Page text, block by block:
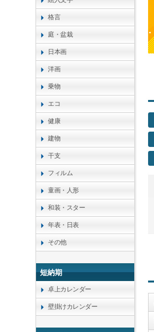
格言
庭・盆栽
日本画
洋画
乗物
エコ
健康
建物
干支
フィルム
童画・人形
和装・スター
年表・日表
その他
短納期
卓上カレンダー
壁掛けカレンダー